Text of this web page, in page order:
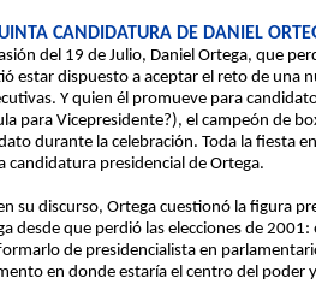
CANDIDATURA DE DANIEL
del 19 de Julio, Daniel Ortega, que
estar dispuesto a aceptar el reto de una
Y quien él promueve para
para Vicepresidente?), el campeón de
durante la celebración. Toda la fiesta
candidatura presidencial de Ortega.
su discurso, Ortega cuestionó la figura
desde que perdió las elecciones de
de presidencialista en
en donde estaría el centro del poder